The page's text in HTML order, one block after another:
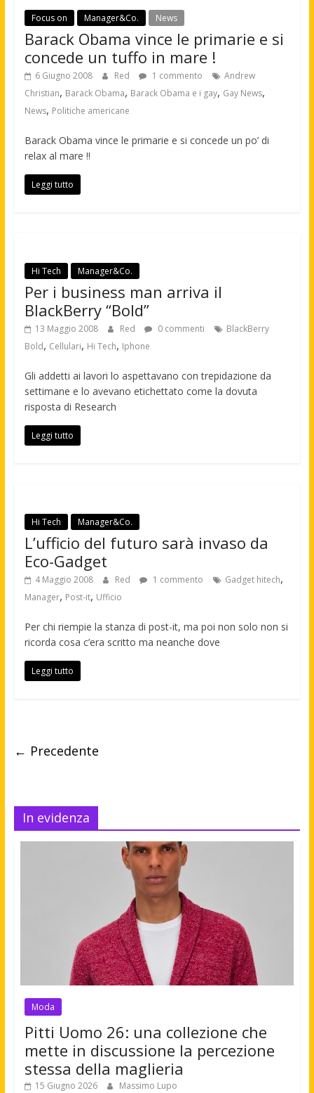
Focus on Manager&Co. News
Barack Obama vince le primarie e si
concede un tuffo in mare !
6 Giugno 2008 Red 1 commento
Andrew
Christian, Barack Obama, Barack Obama e i gay, Gay News,
News, Politiche americane
Barack Obama vince le primarie e si concede un po’ di
relax al mare !!
Leggi tutto
Hi Tech Manager&Co.
Per i business man arriva il
BlackBerry “Bold”
13 Maggio 2008 Red 0 commenti
BlackBerry
Bold, Cellulari, Hi Tech, Iphone
Gli addetti ai lavori lo aspettavano con trepidazione da
settimane e lo avevano etichettato come la dovuta
risposta di Research
Leggi tutto
Hi Tech Manager&Co.
L’ufficio del futuro sarà invaso da
Eco-Gadget
4 Maggio 2008 Red 1 commento Gadget hitech,
Manager, Post-it, Ufficio
Per chi riempie la stanza di post-it, ma poi non solo non si
ricorda cosa c’era scritto ma neanche dove
Leggi tutto
← Precedente
In evidenza
Moda
Pitti Uomo 26: una collezione che
mette in discussione la percezione
stessa della maglieria
15 Giugno 2026 Massimo Lupo